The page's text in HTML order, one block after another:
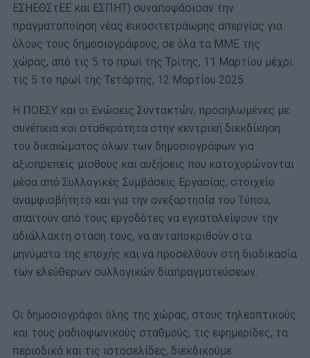
ΕΣΗΕΘΣτΕΕ και ΕΣΠΗΤ) συναποφάσισαν την
πραγματοποίηση νέας εικοσιτετράωρης απεργίας για
όλους τους δημοσιογράφους, σε όλα τα ΜΜΕ της
χώρας, από τις 5 το πρωί της Τρίτης, 11 Μαρτίου μέχρι
τις 5 το πρωί της Τετάρτης, 12 Μαρτίου 2025.
Η ΠΟΕΣΥ και οι Ενώσεις Συντακτών, προσηλωμένες με
συνέπεια και σταθερότητα στην κεντρική διεκδίκηση
του δικαιώματος όλων των δημοσιογράφων για
αξιοπρεπείς μισθούς και αυξήσεις που κατοχυρώνονται
μέσα από Συλλογικές Συμβάσεις Εργασίας, στοιχείο
αναμφισβήτητο και για την ανεξαρτησία του Τύπου,
απαιτούν από τους εργοδότες να εγκαταλείψουν την
αδιάλλακτη στάση τους, να ανταποκριθούν στα
μηνύματα της εποχής και να προσέλθουν στη διαδικασία
των ελεύθερων συλλογικών διαπραγματεύσεων.
Οι δημοσιογράφοι όλης της χώρας, στους τηλεοπτικούς
και τους ραδιοφωνικούς σταθμούς, τις εφημερίδες, τα
περιοδικά και τις ιστοσελίδες, διεκδικούμε